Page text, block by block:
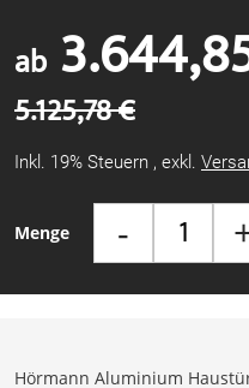
Menge -
ab
5.125,78 €
Inkl. 19% Steuern , exkl.
Hörmann Aluminium